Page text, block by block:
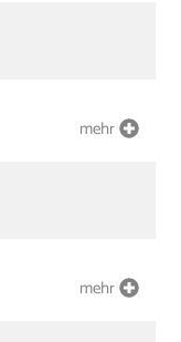
mehr
mehr